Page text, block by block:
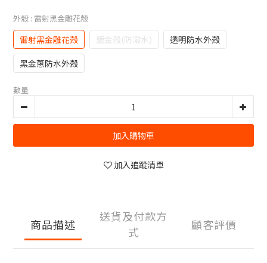
外殼 : 雷射黑金雕花殼
雷射黑金雕花殼 鍍金殼(防潑水)
透明防水外殼
黑金蔥防水外殼
數量
加入購物車
加入追蹤清單
商品描述
送貨及付款方
式
顧客評價